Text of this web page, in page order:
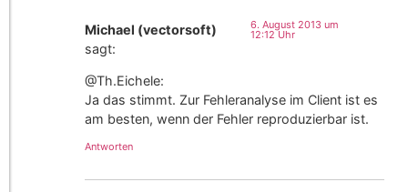
Michael (vectorsoft)
sagt:
6. August 2013 um
12:12 Uhr
@Th.Eichele:
Ja das stimmt. Zur Fehleranalyse im Client ist es
am besten, wenn der Fehler reproduzierbar ist.
Antworten